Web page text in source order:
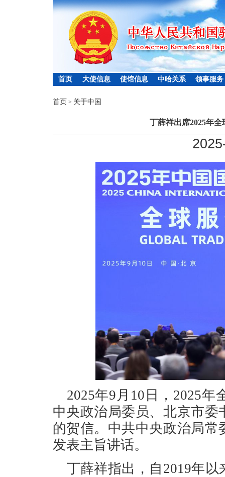
首页 大使信息 使馆信息 中哈关系 领事服务
首页 > 关于中国
丁薛祥出席2025年
2025年9月10日，2025
中央政治局委员、北京市
的贺信。中共中央政治局
发表主旨讲话。
丁薛祥指出，自2019年